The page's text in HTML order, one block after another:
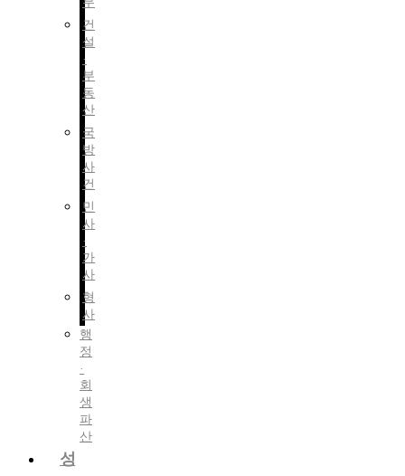
건
설
·
부
동
산
국
방
사
건
민
사
·
가
사
형
사
행
정
·
회
생
파
산
성